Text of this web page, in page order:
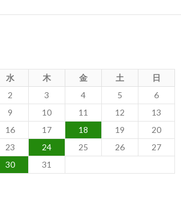
水 木 金 土
日
2 3 4 5
6
9 10 11 12
13
16 17 18 19
20
23 24 25 26
27
30
31